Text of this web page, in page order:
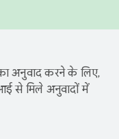
अनुवाद करने के लिए,
से मिले अनुवादों में